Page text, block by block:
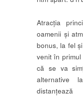
Atracția
oamenii și
bonus, la fel
venit în
că se va
alternative